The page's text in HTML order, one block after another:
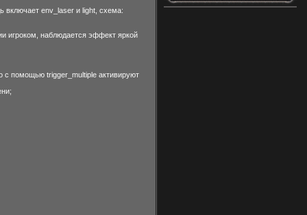
включает env_laser и light, схема:
игроком, наблюдается эффект яркой
с помощью trigger_multiple активируют